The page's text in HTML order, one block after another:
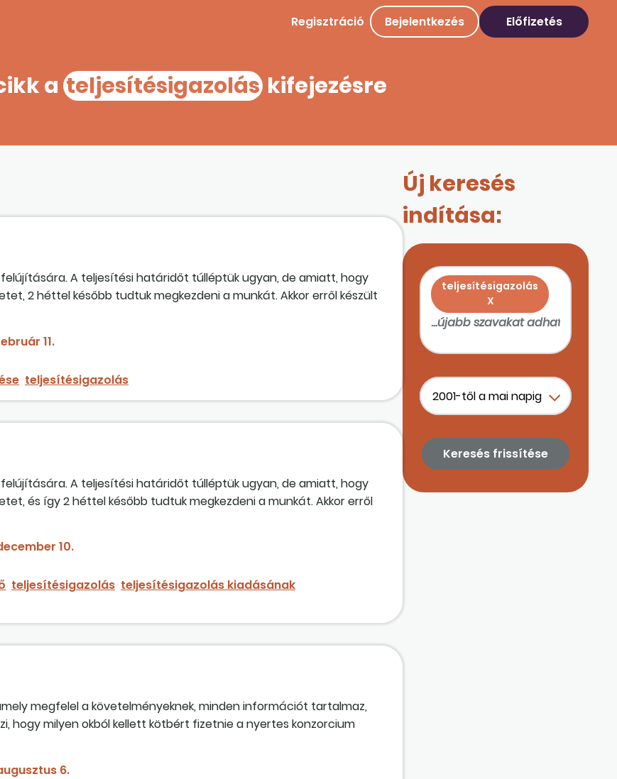
Regisztráció Bejelentkezés Előfizetés
a teljesítésigazolás kifejezésre
A teljesítési határidőt túlléptük ugyan, de amiatt, hogy
2 héttel később tudtuk megkezdeni a munkát. Akkor erről készült
szerint mi szerződésszerűen 158 nap alatt teljesítettünk, amit az
kell adnia a szerződésszerű teljesítésről szóló
11.
teljesítésigazolás
A teljesítési határidőt túlléptük ugyan, de amiatt, hogy
és így 2 héttel később tudtuk megkezdeni a munkát. Akkor erről
szerint mi szerződésszerűen, 158 nap alatt teljesítettünk, amit
Ki kell adnia a szerződésszerű teljesítésről szóló
10.
teljesítésigazolás teljesítésigazolás kiadásának
megfelel a követelményeknek, minden információt tartalmaz,
hogy milyen okból kellett kötbért fizetnie a nyertes konzorcium
6.
Új keresés
indítása:
teljesítésigazolás
X